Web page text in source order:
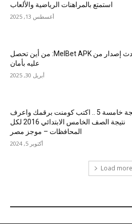
استمتع بالمراهنات الرياضية والألعاب
أغسطس 13, 2025
أحدث إصدار من MelBet APK: من أين تحصل
عليه بأمان
أبريل 30, 2025
نتيجة خامسة 5 .. اكتب كومنت برقمك واعرف
نتيجة الصف الخامس الابتدائي 2016 لكل
المحافظات – موجز مصر
أكتوبر 5, 2024
Load more